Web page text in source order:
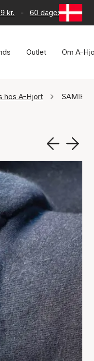
kr. - 60 dages returret
Outlet Om A-
hos A-Hjort SAMIE